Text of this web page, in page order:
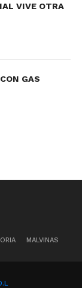
VIVE OTRA
GAS
MALVINAS